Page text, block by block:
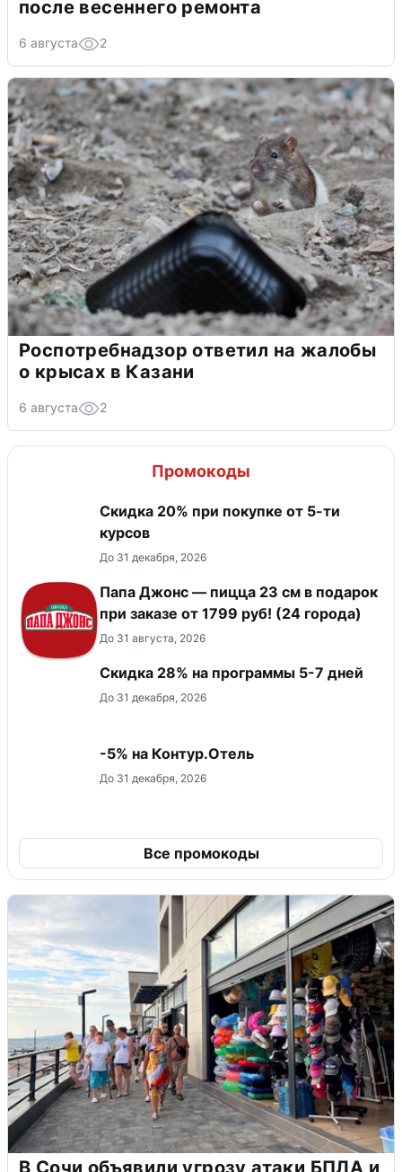
после весеннего ремонта
6 августа 2
Роспотребнадзор ответил на жалобы
о крысах в Казани
6 августа 2
Промокоды
Скидка 20% при покупке от 5-ти
курсов
До 31 декабря, 2026
Папа Джонс — пицца 23 см в подарок
при заказе от 1799 руб! (24 города)
До 31 августа, 2026
Скидка 28% на программы 5-7 дней
До 31 декабря, 2026
-5% на Контур.Отель
До 31 декабря, 2026
Все промокоды